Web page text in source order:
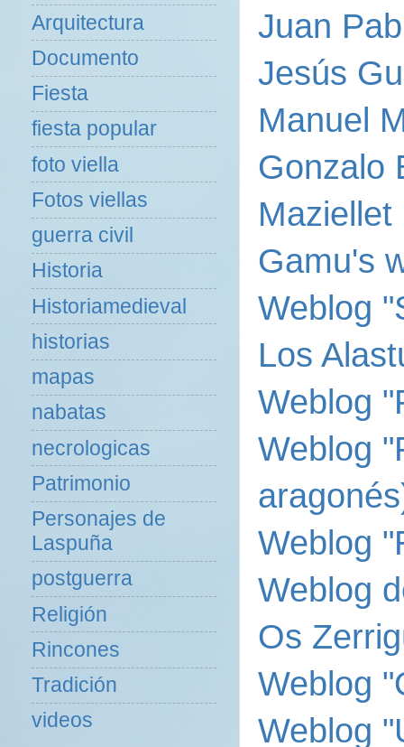
Juan
Jesús
Manuel
Gonzalo
Gamu's
Weblog
Los
Weblog
Weblog
Weblog
Weblog
Os
Weblog
Weblog
Arquitectura
Documento
Fiesta
fiesta popular
foto viella
Fotos viellas
guerra civil
Historia
Historiamedieval
historias
mapas
nabatas
necrologicas
Patrimonio
Personajes de
Laspuña
postguerra
Religión
Rincones
Tradición
videos